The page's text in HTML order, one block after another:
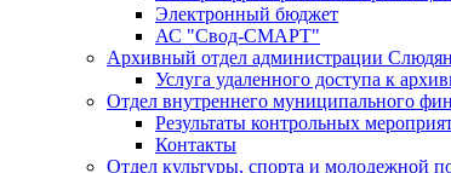
Электронный бюджет
АС "Свод-СМАРТ"
Архивный отдел администрации
Услуга удаленного доступа к
Отдел внутреннего муниципального
Результаты контрольных
Контакты
Отдел культуры, спорта и молодежной